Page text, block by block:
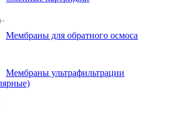
Мембраны для обратного осмоса
Мембраны ультрафильтрации